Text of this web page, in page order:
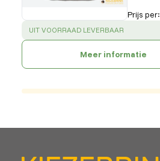
Prijs per:
SUCCESS:
UIT VOORRAAD LEVERBAAR
Meer informatie